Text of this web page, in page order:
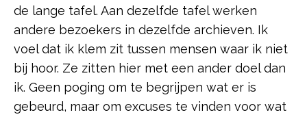
de lange tafel. Aan dezelfde tafel werken
andere bezoekers in dezelfde archieven. Ik
voel dat ik klem zit tussen mensen waar ik niet
bij hoor. Ze zitten hier met een ander doel dan
ik. Geen poging om te begrijpen wat er is
gebeurd, maar om excuses te vinden voor wat